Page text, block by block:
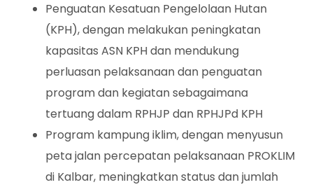
Penguatan Kesatuan Pengelolaan Hutan
(KPH), dengan melakukan peningkatan
kapasitas ASN KPH dan mendukung
perluasan pelaksanaan dan penguatan
program dan kegiatan sebagaimana
tertuang dalam RPHJP dan RPHJPd KPH
Program kampung iklim, dengan menyusun
peta jalan percepatan pelaksanaan PROKLIM
di Kalbar, meningkatkan status dan jumlah